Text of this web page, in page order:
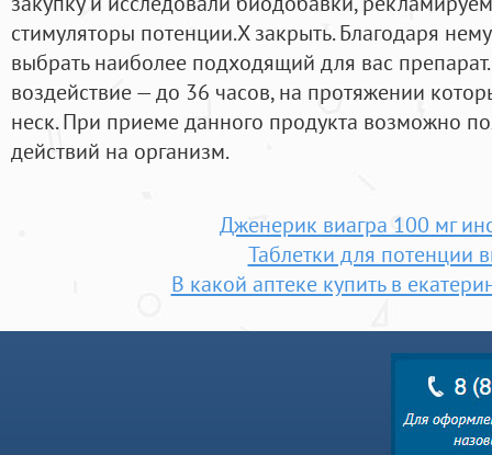
стимуляторы потенции.X закрыть. Благодаря
выбрать наиболее подходящий для вас
воздействие — до 36 часов, на протяжении
неск. При приеме данного продукта возможно
действий на организм.
Дженерик виагра 100 мг
Таблетки для потенции
В какой аптеке купить в